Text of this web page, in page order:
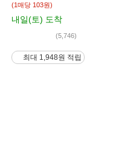
(1매당 103원)
내일(토) 도착
(5,746)
최대 1,948원 적립